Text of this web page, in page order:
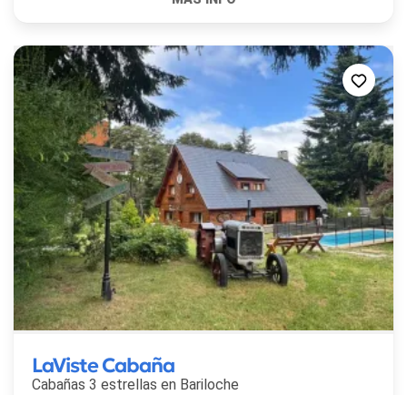
LaViste Cabaña
Cabañas 3 estrellas en Bariloche